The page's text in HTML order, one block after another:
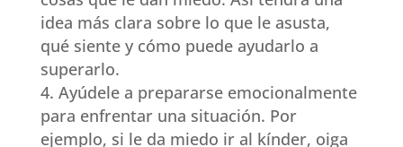
idea más clara sobre lo que le asusta,
qué siente y cómo puede ayudarlo a
superarlo.
Ayúdele a prepararse emocionalmente
para enfrentar una situación. Por
ejemplo, si le da miedo ir al kínder, oiga